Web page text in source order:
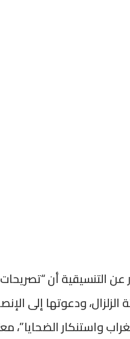
التنسيقية أن
الزلزال، ودعوتها إلى
واستنكار الضحايا”،